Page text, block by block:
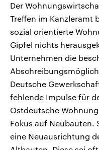
Der
Treffen im
sozial orientierte
Gipfel nichts
Unternehmen die
Deutsche
fehlende Impulse für
Ostdeutsche
Fokus auf Neubauten.
eine Neuausrichtung